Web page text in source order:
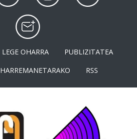
LEGE OHARRA
PUBLIZITATEA
HARREMANETARAKO RSS